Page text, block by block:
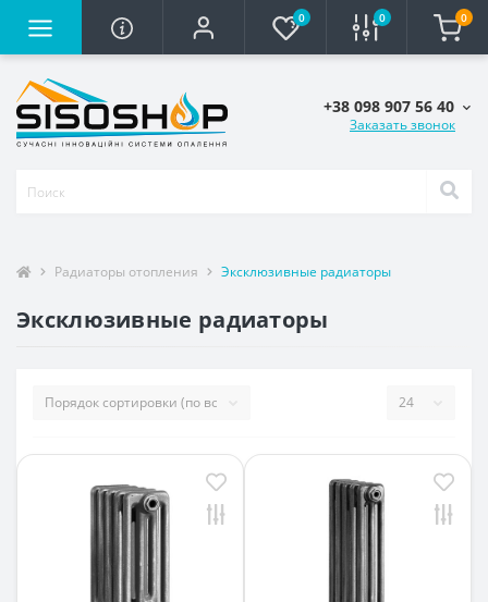
0 0 0
+38 098 907 56 40
Заказать звонок
Радиаторы отопления Эксклюзивные радиаторы
Эксклюзивные радиаторы